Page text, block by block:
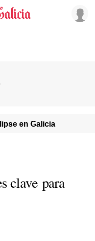
en Galicia
clave para